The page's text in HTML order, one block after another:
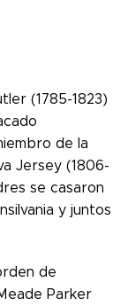
(1785-1823)
de la
Jersey (1806-
se casaron
y juntos
de
Parker